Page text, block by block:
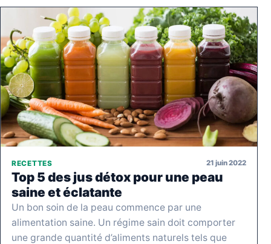
RECETTES 21 juin 2022
Top 5 des jus détox pour une peau
saine et éclatante
Un bon soin de la peau commence par une
alimentation saine. Un régime sain doit comporter
une grande quantité d’aliments naturels tels que